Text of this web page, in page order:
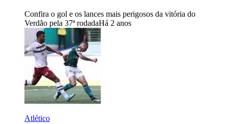
Confira o gol e os lances mais perigosos da vitória do
Verdão pela 37ª rodadaHá 2 anos
Atlético